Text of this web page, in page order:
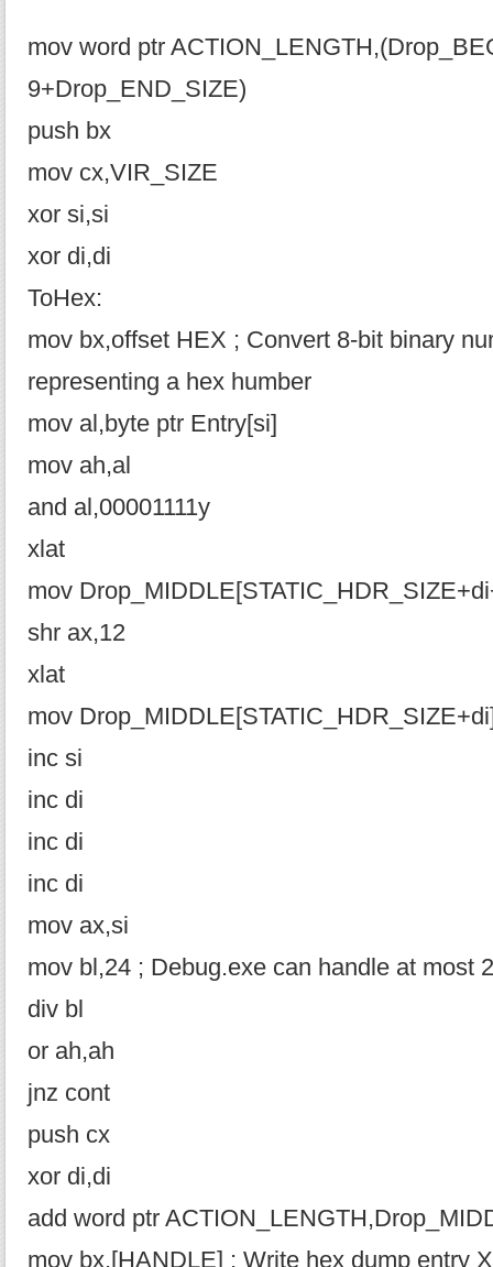
mov word ptr
9+Drop_END_SIZE)
push bx
mov cx,VIR_SIZE
xor si,si
xor di,di
ToHex:
mov bx,offset HEX ; Convert 8-bit binary
representing a hex humber
mov al,byte ptr Entry[si]
mov ah,al
and al,00001111y
xlat
mov
shr ax,12
xlat
mov
inc si
inc di
inc di
inc di
mov ax,si
mov bl,24 ; Debug.exe can handle at most
div bl
or ah,ah
jnz cont
push cx
xor di,di
add word ptr
mov bx,[HANDLE] ; Write hex dump entry